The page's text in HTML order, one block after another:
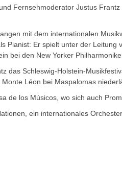
Fernsehmoderator Justus
mit dem internationalen
Pianist: Er spielt unter der
bei den New Yorker
das Schleswig-Holstein-
Léon bei Maspalomas
de los Músicos, wo sich auch
ein internationales